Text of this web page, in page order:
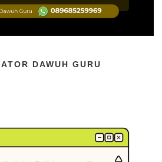
DAWUH GURU